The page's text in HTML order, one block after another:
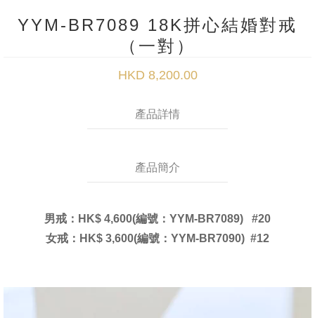
YYM-BR7089 18K拼心結婚對戒
（一對）
HKD 8,200.00
產品詳情
產品簡介
男戒： HK$ 4,600(編號：YYM-BR7089) #20
女戒：HK$ 3,600(編號：YYM-BR7090) #12